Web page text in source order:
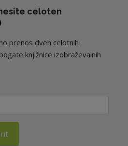
celoten
prenos dveh celotnih
knjižnice izobraževalnih